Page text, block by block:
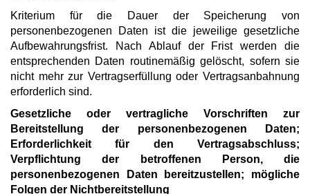
Kriterium für die Dauer der Speicherung von
personenbezogenen Daten ist die jeweilige gesetzliche
Aufbewahrungsfrist. Nach Ablauf der Frist werden die
entsprechenden Daten routinemäßig gelöscht, sofern sie
nicht mehr zur Vertragserfüllung oder Vertragsanbahnung
erforderlich sind.
Gesetzliche oder vertragliche Vorschriften zur
Bereitstellung der personenbezogenen Daten;
Erforderlichkeit für den Vertragsabschluss;
Verpflichtung der betroffenen Person, die
personenbezogenen Daten bereitzustellen; mögliche
Folgen der Nichtbereitstellung